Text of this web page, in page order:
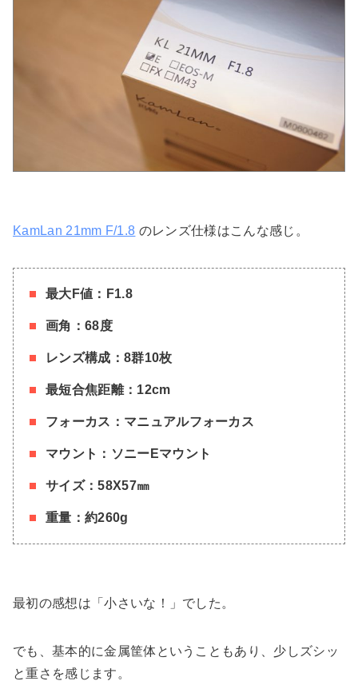
KamLan 21mm F/1.8 のレンズ仕様はこんな感じ。
最大F値：F1.8
画角：68度
レンズ構成：8群10枚
最短合焦距離：12cm
フォーカス：マニュアルフォーカス
マウント：ソニーEマウント
サイズ：58X57㎜
重量：約260g
最初の感想は「小さいな！」でした。
でも、基本的に金属筐体ということもあり、少しズシッ
と重さを感じます。